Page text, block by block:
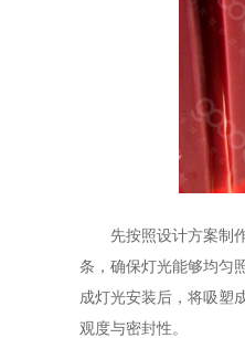
先按照设计方案制作
条，确保灯光能够均匀
成灯光安装后，将吸塑
观度与密封性。